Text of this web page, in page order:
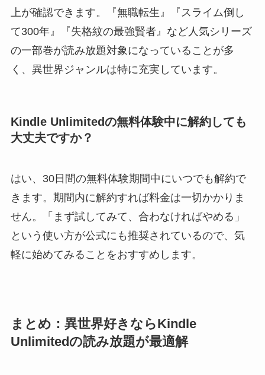
上が確認できます。『無職転生』『スライム倒し
て300年』『失格紋の最強賢者』など人気シリーズ
の一部巻が読み放題対象になっていることが多
く、異世界ジャンルは特に充実しています。
Kindle Unlimitedの無料体験中に解約しても
大丈夫ですか？
はい、30日間の無料体験期間中にいつでも解約で
きます。期間内に解約すれば料金は一切かかりま
せん。「まず試してみて、合わなければやめる」
という使い方が公式にも推奨されているので、気
軽に始めてみることをおすすめします。
まとめ：異世界好きならKindle
Unlimitedの読み放題が最適解